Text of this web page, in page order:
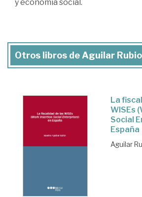
y economía social.
Otros libros de Aguilar
La
WISEs
Social
España
Aguilar